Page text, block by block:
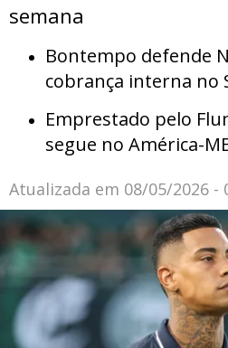
semana
Bontempo defende
cobrança interna no
Emprestado pelo
segue no América-
Atualizada em 08/05/2026 -